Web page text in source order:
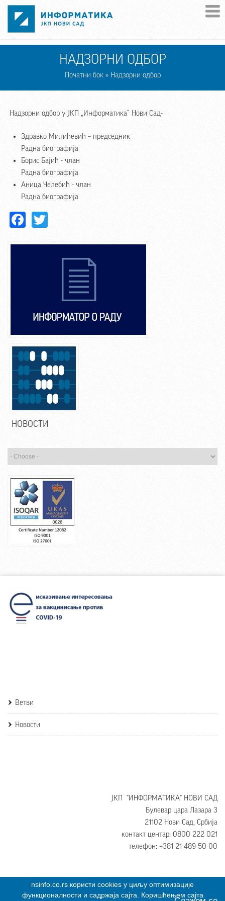
Skip to main content
НАДЗОРНИ ОДБОР
Початни бок» Надзорни одбор
Надзорни одбор у ЈКП „Информатика“ Нови Сад-
Здравко Милићевић – председник
Радна биографија
Борис Бајић - члан
Радна биографија
Aница Челебић - члан
Радна биографија
Facebook
НОВОСТИ
Ветви
Новости
ЈКП "ИНФОРМАТИКА" НОВИ САД
Булевар цара Лазара 3
21102 Нови Сад, Србија
контакт центар: 0800 222 021
телефон: +381 21 489 50 00
nsinfo.co.rs користи cookies у циљу оптимизације
функционалности и садржаја сајта. Коришћењем сајта